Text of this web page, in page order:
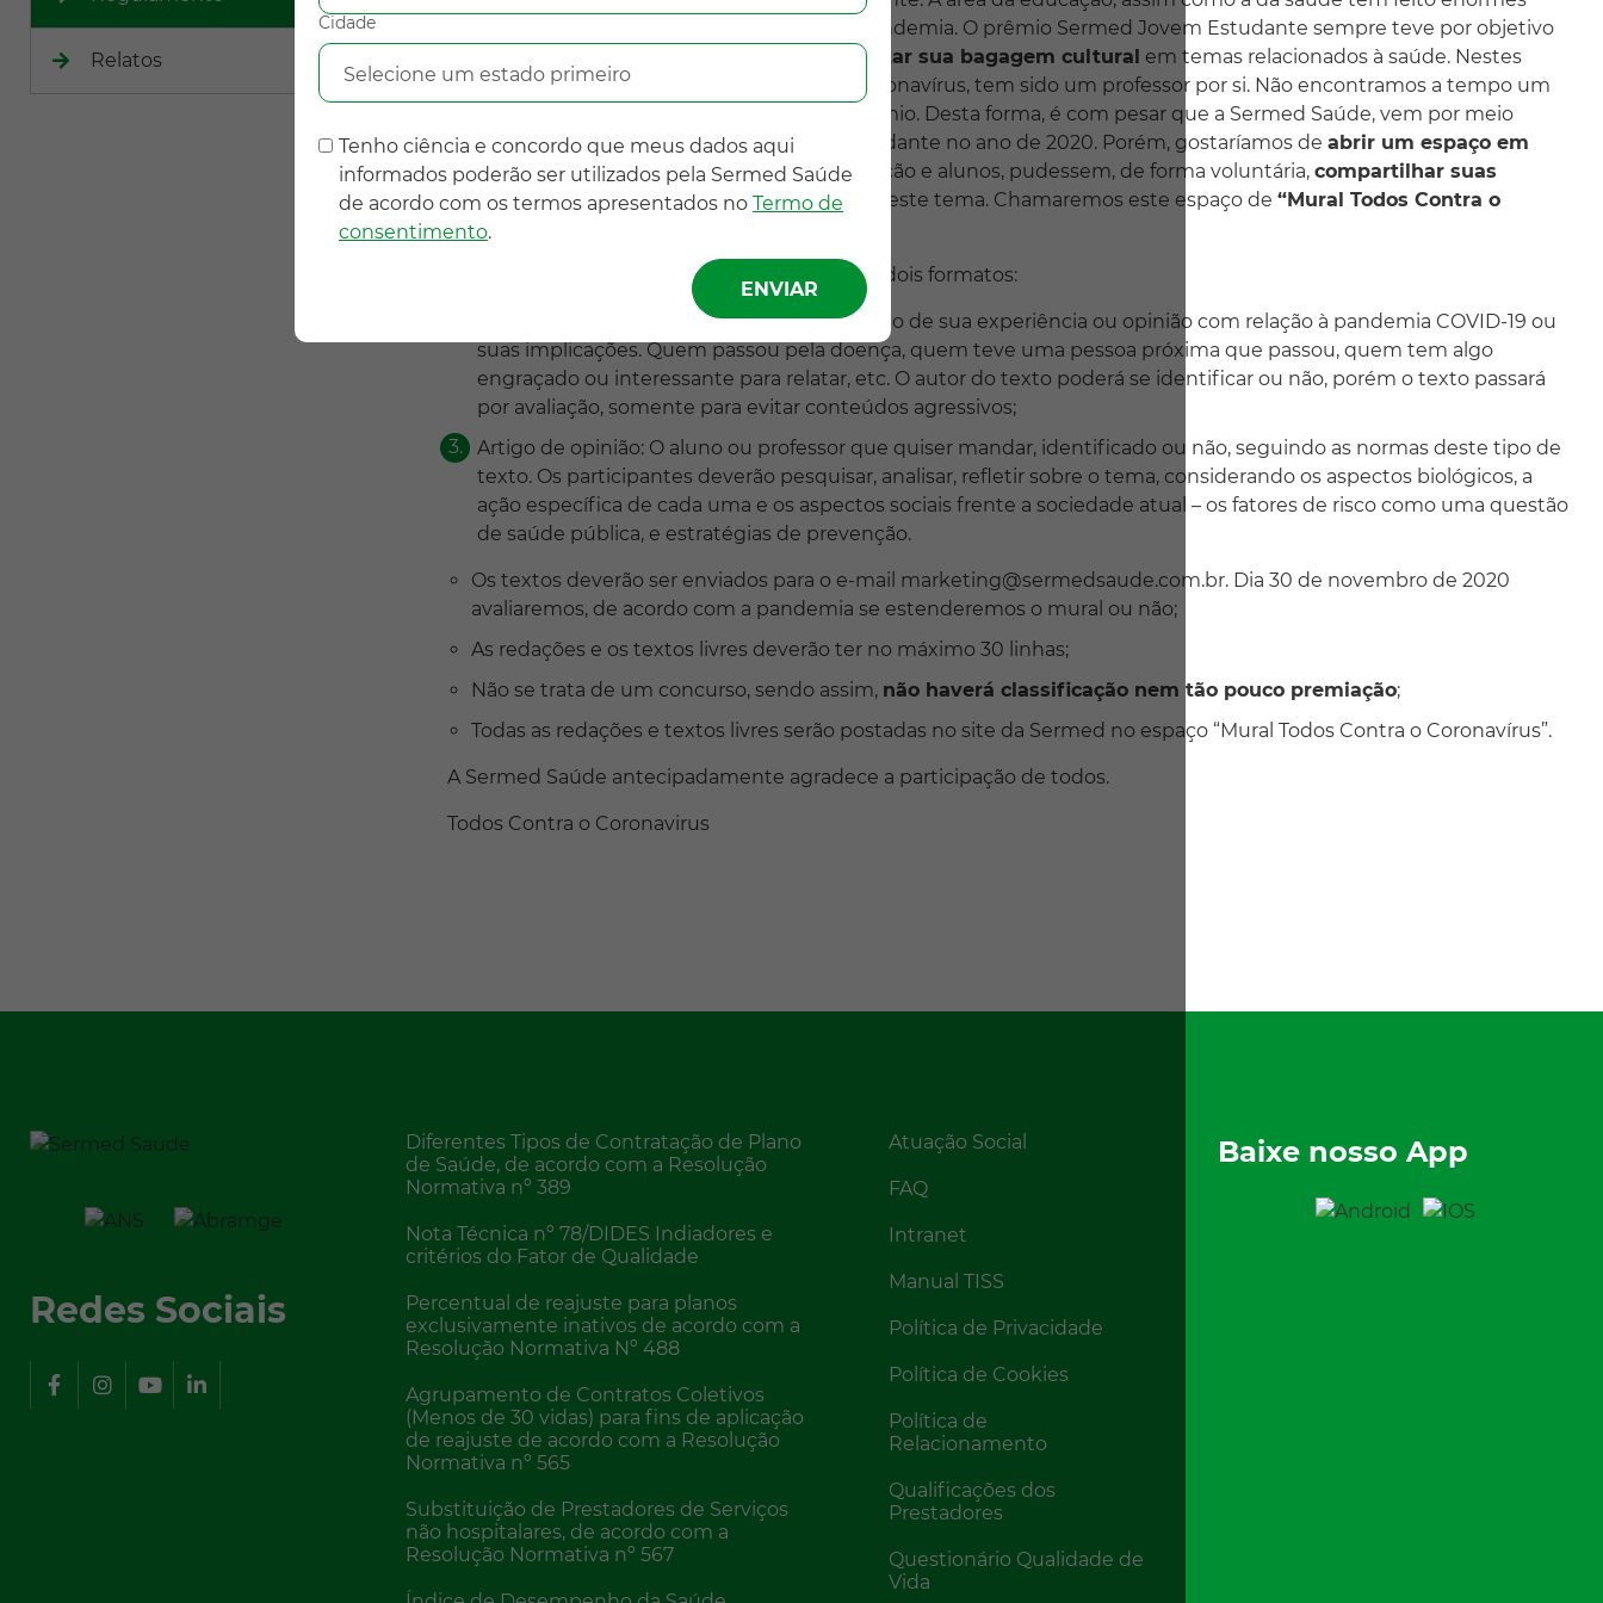
Relatos
mudanças para se adaptar em meio a esta pandemia. O prêmio Sermed Jovem Estudante sempre teve por objetivo
se desenvolver e aumentar sua bagagem cultural em temas relacionados à saúde. Nestes
quesitos este ano, pela pandemia do novo coronavírus, tem sido um professor por si. Não encontramos a tempo um
formato que satisfizesse os anseios deste prêmio. Desta forma, é com pesar que a Sermed Saúde, vem por meio
desta,cancelaro Prêmio Sermed Jovem Estudante no ano de 2020. Porém, gostaríamos de abrir um espaço em
nosso sitepara que os profissionais da educação e alunos, pudessem, de forma voluntária, compartilhar suas
experiências,opiniões e ideias relacionados a este tema. Chamaremos este espaço de “Mural Todos Contra o
Coronavírus”
Neste mural poderão ser postados textos em dois formatos:
Livre: qualquer pessoa poderá postar o relato de sua experiência ou opinião com relação à pandemia COVID-19 ou
suas implicações. Quem passou pela doença, quem teve uma pessoa próxima que passou, quem tem algo
engraçado ou interessante para relatar, etc. O autor do texto poderá se identificar ou não, porém o texto passará
por avaliação, somente para evitar conteúdos agressivos;
Artigo de opinião: O aluno ou professor que quiser mandar, identificado ou não, seguindo as normas deste tipo de
texto. Os participantes deverão pesquisar, analisar, refletir sobre o tema, considerando os aspectos biológicos, a
ação específica de cada uma e os aspectos sociais frente a sociedade atual – os fatores de risco como uma questão
de saúde pública, e estratégias de prevenção.
Os textos deverão ser enviados para o e-mail marketing@sermedsaude.com.br. Dia 30 de novembro de 2020
avaliaremos, de acordo com a pandemia se estenderemos o mural ou não;
As redações e os textos livres deverão ter no máximo 30 linhas;
Não se trata de um concurso, sendo assim, não haverá classificação nem tão pouco premiação;
Todas as redações e textos livres serão postadas no site da Sermed no espaço “Mural Todos Contra o Coronavírus”.
A Sermed Saúde antecipadamente agradece a participação de todos.
Todos Contra o Coronavirus
Cidade
Selecione um estado primeiro
Tenho ciência e concordo que meus dados aqui
informados poderão ser utilizados pela Sermed Saúde
de acordo com os termos apresentados no Termo de
consentimento.
Redes Sociais
Diferentes Tipos de Contratação de Plano
de Saúde, de acordo com a Resolução
Normativa nº 389
Nota Técnica nº 78/DIDES Indiadores e
critérios do Fator de Qualidade
Percentual de reajuste para planos
exclusivamente inativos de acordo com a
Resolução Normativa Nº 488
Agrupamento de Contratos Coletivos
(Menos de 30 vidas) para fins de aplicação
de reajuste de acordo com a Resolução
Normativa nº 565
Substituição de Prestadores de Serviços
não hospitalares, de acordo com a
Resolução Normativa nº 567
Atuação Social
FAQ
Intranet
Manual TISS
Política de Privacidade
Política de Cookies
Política de
Relacionamento
Qualificações dos
Prestadores
Questionário Qualidade de
Vida
Baixe nosso App